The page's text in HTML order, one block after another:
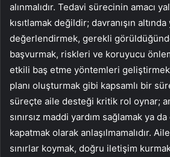
alınmalıdır. Tedavi sürecinin amacı
kısıtlamak değildir; davranışın
değerlendirmek, gerekli
başvurmak, riskleri ve koruyucu
etkili baş etme yöntemleri
planı oluşturmak gibi kapsamlı bir
süreçte aile desteği kritik rol oynar;
sınırsız maddi yardım sağlamak ya
kapatmak olarak anlaşılmamalıdır.
sınırlar koymak, doğru iletişim